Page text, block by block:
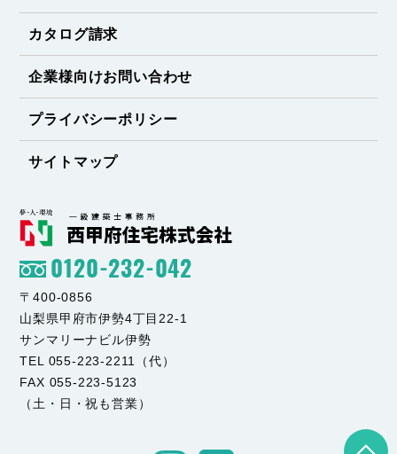
カタログ請求
企業様向けお問い合わせ
プライバシーポリシー
サイトマップ
0120-232-042
〒400-0856
山梨県甲府市伊勢4丁目22-1
サンマリーナビル伊勢
TEL 055-223-2211（代）
FAX 055-223-5123
（土・日・祝も営業）